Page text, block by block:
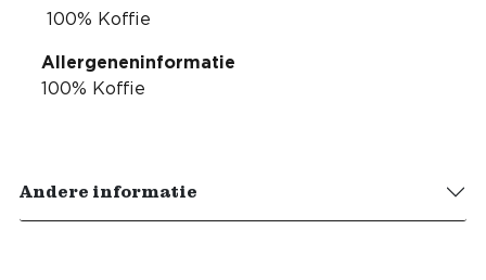
100% Koffie
Allergeneninformatie
100% Koffie
Andere informatie